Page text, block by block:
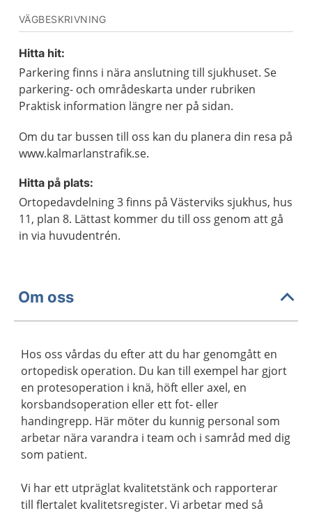
VÄGBESKRIVNING
Hitta hit:
Parkering finns i nära anslutning till sjukhuset. Se
parkering- och områdeskarta under rubriken
Praktisk information längre ner på sidan.
Om du tar bussen till oss kan du planera din resa på
www.kalmarlanstrafik.se.
Hitta på plats:
Ortopedavdelning 3 finns på Västerviks sjukhus, hus
11, plan 8. Lättast kommer du till oss genom att gå
in via huvudentrén.
Om oss
Hos oss vårdas du efter att du har genomgått en
ortopedisk operation. Du kan till exempel har gjort
en protesoperation i knä, höft eller axel, en
korsbandsoperation eller ett fot- eller
handingrepp. Här möter du kunnig personal som
arbetar nära varandra i team och i samråd med dig
som patient.
Vi har ett utpräglat kvalitetstänk och rapporterar
till flertalet kvalitetsregister. Vi arbetar med så